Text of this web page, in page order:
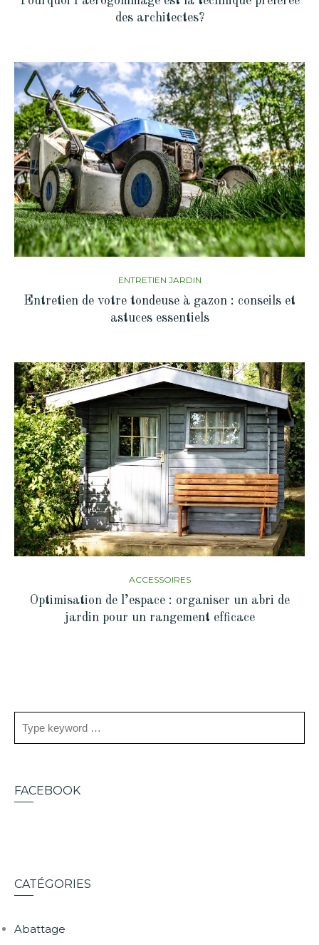
des architectes?
ENTRETIEN JARDIN
Entretien de votre tondeuse à gazon : conseils et
astuces essentiels
ACCESSOIRES
Optimisation de l’espace : organiser un abri de
jardin pour un rangement efficace
FACEBOOK
CATÉGORIES
Abattage